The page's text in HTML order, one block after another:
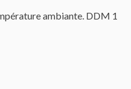
ambiante. DDM 1